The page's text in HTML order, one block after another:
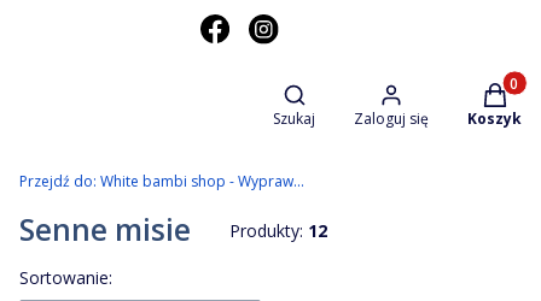
Otwórz wyszukiwarkę
Szukaj Zaloguj się Koszyk
Przejdź do: White bambi shop - Wyprawka dziecięca
Senne misie Produkty: 12
Lista produktów
Sortowanie: